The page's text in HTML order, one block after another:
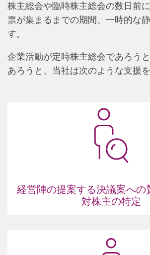
株主総会や臨時株主総会の数日前
票が集まるまでの期間、一時的な
す。
企業活動が定時株主総会であろう
あろうと、当社は次のような支援を
経営陣の提案する決議案への
対株主の特定